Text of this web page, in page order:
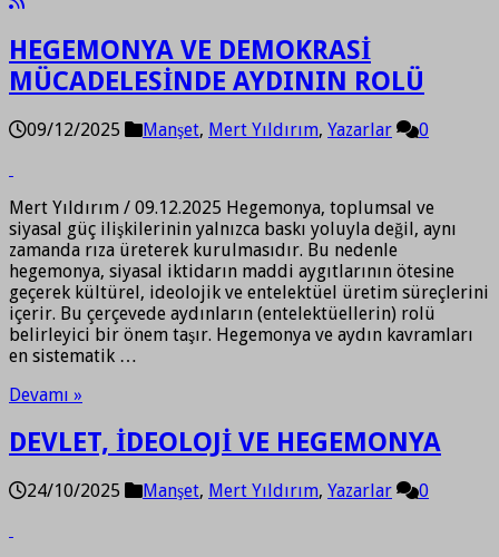
HEGEMONYA VE DEMOKRASİ
MÜCADELESİNDE AYDININ ROLÜ
09/12/2025 Manşet, Mert Yıldırım, Yazarlar 0
Mert Yıldırım / 09.12.2025 Hegemonya, toplumsal ve
siyasal güç ilişkilerinin yalnızca baskı yoluyla değil, aynı
zamanda rıza üreterek kurulmasıdır. Bu nedenle
hegemonya, siyasal iktidarın maddi aygıtlarının ötesine
geçerek kültürel, ideolojik ve entelektüel üretim süreçlerini
içerir. Bu çerçevede aydınların (entelektüellerin) rolü
belirleyici bir önem taşır. Hegemonya ve aydın kavramları
en sistematik …
Devamı »
DEVLET, İDEOLOJİ VE HEGEMONYA
24/10/2025 Manşet, Mert Yıldırım, Yazarlar 0